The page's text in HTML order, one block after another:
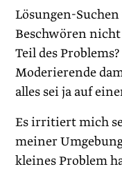
Lösungen-
Beschwören
Teil des
Moderierende
alles sei ja auf
Es irritiert mich
meiner
kleines Problem